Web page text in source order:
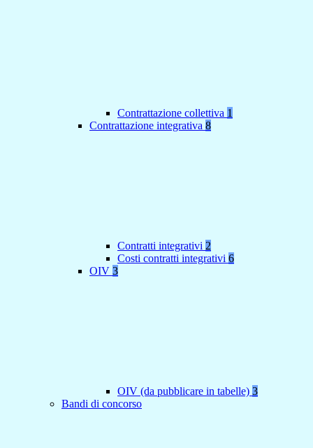
Contrattazione collettiva 1
Contrattazione integrativa 8
Contratti integrativi 2
Costi contratti integrativi 6
OIV 3
OIV (da pubblicare in tabelle) 3
Bandi di concorso